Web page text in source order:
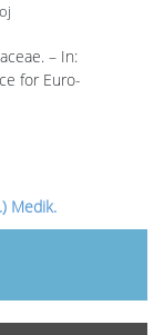
– In:
for Euro-
Medik.